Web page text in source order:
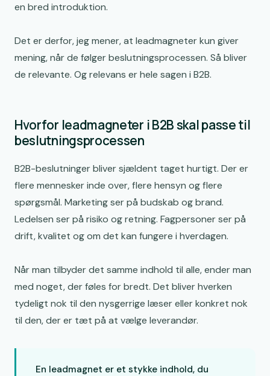
en bred introduktion.
Det er derfor, jeg mener, at leadmagneter kun giver
mening, når de følger beslutningsprocessen. Så bliver
de relevante. Og relevans er hele sagen i B2B.
Hvorfor leadmagneter i B2B skal passe til
beslutningsprocessen
B2B-beslutninger bliver sjældent taget hurtigt. Der er
flere mennesker inde over, flere hensyn og flere
spørgsmål. Marketing ser på budskab og brand.
Ledelsen ser på risiko og retning. Fagpersoner ser på
drift, kvalitet og om det kan fungere i hverdagen.
Når man tilbyder det samme indhold til alle, ender man
med noget, der føles for bredt. Det bliver hverken
tydeligt nok til den nysgerrige læser eller konkret nok
til den, der er tæt på at vælge leverandør.
En leadmagnet er et stykke indhold, du